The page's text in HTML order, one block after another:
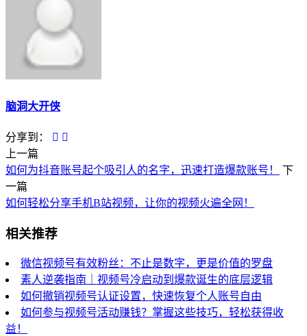
脑洞大开侠
分享到：
上一篇
如何为抖音账号起个吸引人的名字，迅速打造爆款账号！
下
一篇
如何轻松分享手机B站视频，让你的视频火遍全网！
相关推荐
微信视频号有效粉丝：不止是数字，更是价值的罗盘
素人逆袭指南｜视频号冷启动到爆款诞生的底层逻辑
如何撤销视频号认证设置，快速恢复个人账号自由
如何参与视频号活动赚钱？掌握这些技巧，轻松获得收
益！